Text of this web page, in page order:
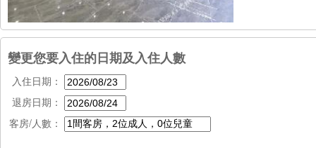
變更您要入住的日期及入住人數
入住日期：
退房日期：
客房/人數：